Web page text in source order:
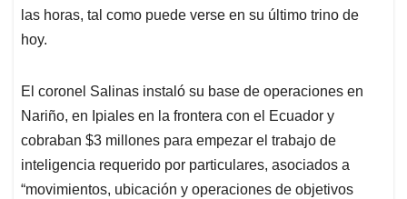
las horas, tal como puede verse en su último trino de
hoy.
El coronel Salinas instaló su base de operaciones en
Nariño, en Ipiales en la frontera con el Ecuador y
cobraban $3 millones para empezar el trabajo de
inteligencia requerido por particulares, asociados a
“movimientos, ubicación y operaciones de objetivos